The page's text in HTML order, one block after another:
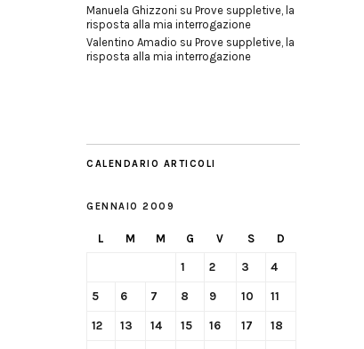
Manuela Ghizzoni su Prove suppletive, la
risposta alla mia interrogazione
Valentino Amadio su Prove suppletive, la
risposta alla mia interrogazione
CALENDARIO ARTICOLI
GENNAIO 2009
L M M G V S D
1 2 3 4
5 6 7 8 9 10 11
12 13 14 15 16 17 18